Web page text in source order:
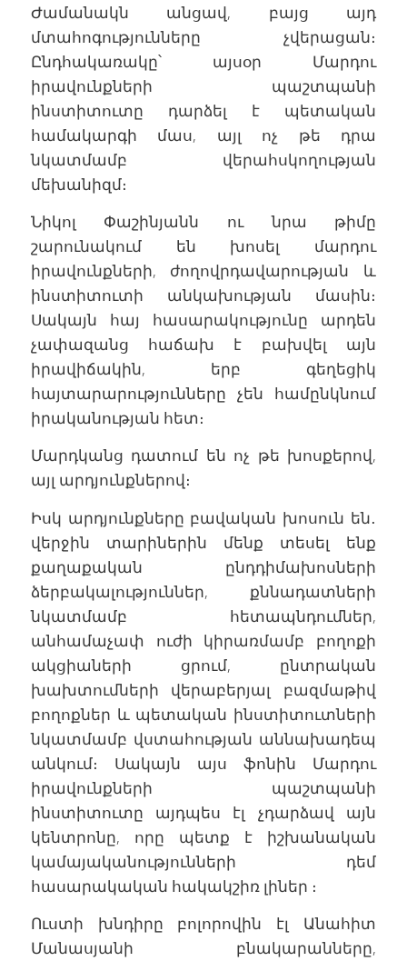
Ժամանակն անցավ, բայց այդ
մտահոգությունները չվերացան։
Ընդհակառակը՝ այսօր Մարդու
իրավունքների պաշտպանի
ինստիտուտը դարձել է պետական
համակարգի մաս, այլ ոչ թե դրա
նկատմամբ վերահսկողության
մեխանիզմ։
Նիկոլ Փաշինյանն ու նրա թիմը
շարունակում են խոսել մարդու
իրավունքների, ժողովրդավարության և
ինստիտուտի անկախության մասին։
Սակայն հայ հասարակությունը արդեն
չափազանց հաճախ է բախվել այն
իրավիճակին, երբ գեղեցիկ
հայտարարությունները չեն համընկնում
իրականության հետ։
Մարդկանց դատում են ոչ թե խոսքերով,
այլ արդյունքներով։
Իսկ արդյունքները բավական խոսուն են․
վերջին տարիներին մենք տեսել ենք
քաղաքական ընդդիմախոսների
ձերբակալություններ, քննադատների
նկատմամբ հետապնդումներ,
անհամաչափ ուժի կիրառմամբ բողոքի
ակցիաների ցրում, ընտրական
խախտումների վերաբերյալ բազմաթիվ
բողոքներ և պետական ինստիտուտների
նկատմամբ վստահության աննախադեպ
անկում։ Սակայն այս ֆոնին Մարդու
իրավունքների պաշտպանի
ինստիտուտը այդպես էլ չդարձավ այն
կենտրոնը, որը պետք է իշխանական
կամայականությունների դեմ
հասարակական հակակշիռ լիներ ։
Ուստի խնդիրը բոլորովին էլ Անահիտ
Մանասյանի բնակարանները,